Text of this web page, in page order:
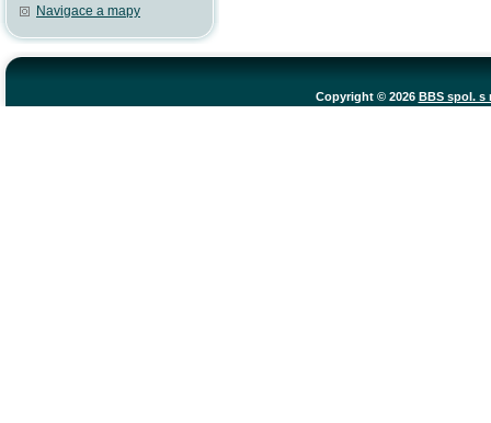
Navigace a mapy
Copyright © 2026 BBS spol. s